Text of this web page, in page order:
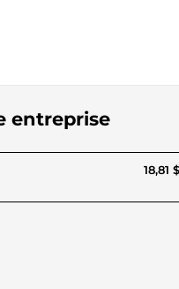
entreprise
18,81